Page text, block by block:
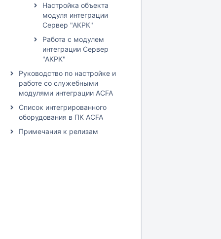
Настройка объекта
модуля интеграции
Сервер "АКРК"
Работа с модулем
интеграции Сервер
"АКРК"
Руководство по настройке и
работе со служебными
модулями интеграции ACFA
Список интегрированного
оборудования в ПК ACFA
Примечания к релизам